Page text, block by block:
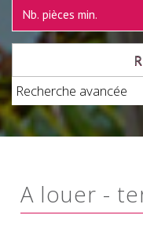
Recherche avancée
a louer -